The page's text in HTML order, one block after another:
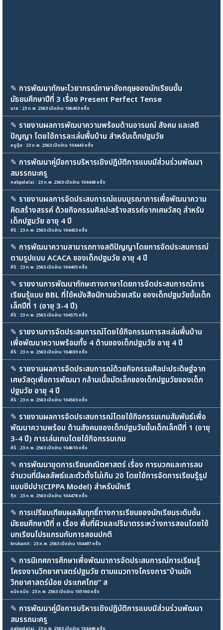
✎ การพัฒนาทักษะไวยากรณ์ภาษาอังกฤษของนักเรียนชั้น
มัธยมศึกษาปีที่ 3 เรื่อง Present Perfect Tense
นาย : 23 ก.พ. 2563 เปิดอ่าน 106453 ครั้ง
✎ รายงานผลการพัฒนาความพร้อมด้านอารมณ์ สังคม และสติ
ปัญญา โดยใช้การละเล่นพื้นบ้าน สำหรับเด็กปฐมวัย
ครูปุ๋ย : 23 ก.พ. 2563 เปิดอ่าน 104443 ครั้ง
✎ การพัฒนาคู่มือการบริหารเชิงปฏิบัติการแบบมีส่วนร่วมพัฒนา
สมรรถนะครู
nakpolalai : 23 ก.พ. 2563 เปิดอ่าน 104448 ครั้ง
✎ รายงานผลการจัดประสบการณ์แบบบูรณาการเพื่อพัฒนาความ
คิดสร้างสรรค์ ด้วยกิจกรรมศิลปะสร้างสรรค์จากเศษวัสดุ สำหรับ
เด็กปฐมวัย อายุ 4 ปี
ศิริ : 23 ก.พ. 2563 เปิดอ่าน 104453 ครั้ง
✎ การพัฒนาความสามารถทางสติปัญญาโดยการจัดประสบการณ์
ตามรูปแบบ ACACA ของเด็กปฐมวัย อายุ 4 ปี
ศิริ : 23 ก.พ. 2563 เปิดอ่าน 104405 ครั้ง
✎ รายงานการพัฒนาทักษะทางภาษาโดยการจัดประสบการณ์การ
เรียนรู้แบบ BBL ที่ใช้หนังสือนิทานช่วยเสริม ของเด็กปฐมวัยชั้นเด็ก
เล็กปีที่ 1 (อายุ 3-4 ปี)
ศิริ : 23 ก.พ. 2563 เปิดอ่าน 104575 ครั้ง
✎ รายงานการจัดประสบการณ์โดยใช้กิจกรรมการละเล่นพื้นบ้าน
เพื่อพัฒนาความพร้อมทั้ง 4 ด้านของเด็กปฐมวัย อายุ 4 ปี
ศิริ : 23 ก.พ. 2563 เปิดอ่าน 104693 ครั้ง
✎ รายงานผลการจัดประสบการณ์ด้วยกิจกรรมศิลปะประดิษฐ์จาก
เศษวัสดุเพื่อการพัฒนา กล้ามเนื้อมัดเล็กของเด็กปฐมวัยของเด็ก
ปฐมวัย อายุ 4 ปี
ศิริ : 23 ก.พ. 2563 เปิดอ่าน 104503 ครั้ง
✎ รายงานผลการจัดประสบการณ์โดยใช้กิจกรรมเกมสัมพันธ์เพื่อ
พัฒนาความพร้อม ด้านสังคมของเด็กปฐมวัยชั้นเด็กเล็กปีที่ 1 (อายุ
3-4 ปี) การเล่นเกมโดยใช้กิจกรรมเกม
ศิริ : 23 ก.พ. 2563 เปิดอ่าน 104610 ครั้ง
✎ การพัฒนาชุดการเรียนคณิตศาสตร์ เรื่อง การบวกและการลบ
จำนวนที่มีผลลัพธ์และตัวตั้งไม่เกิน 20 โดยใช้การจัดการเรียนรู้รูป
แบบซิปปา(CIPPA Model) สำหรับนักเรี
กุ๊ก : 23 ก.พ. 2563 เปิดอ่าน 104478 ครั้ง
✎ การเปรียบเทียบผลสัมฤทธิ์ทางการเรียนของนักเรียนระดับชั้น
มัธยมศึกษาปีที่ ๓ เรื่อง พื้นที่ผิวและปริมาตรระหว่างการสอนโดยใช้
บทเรียนโปรแกรมกับการสอนปกติ
krukanit : 23 ก.พ. 2563 เปิดอ่าน 104497 ครั้ง
✎ การนิเทศการศึกษาเพื่อพัฒนาการจัดประสบการณ์การเรียนรู้
โครงงานวิทยาศาสตร์ปฐมวัย ตามแนวทางโครงการ“บ้านนัก
วิทยาศาสตร์น้อย ประเทศไทย” ส
หนิง หนิง : 23 ก.พ. 2563 เปิดอ่าน 105160 ครั้ง
✎ การพัฒนาคู่มือการบริหารเชิงปฏิบัติการแบบมีส่วนร่วมพัฒนา
สมรรถนะครู